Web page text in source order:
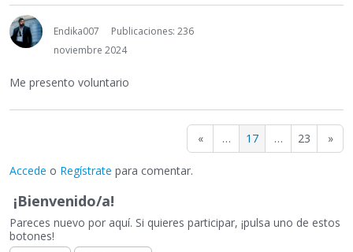
Endika007
Publicaciones: 236
noviembre 2024
Me presento voluntario
« … 17 … 23 »
Accede o Regístrate para comentar.
¡Bienvenido/a!
Pareces nuevo por aquí. Si quieres participar, ¡pulsa uno de estos
botones!